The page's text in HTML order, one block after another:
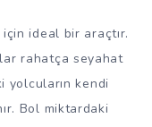
ideal bir araçtır.
rahatça seyahat
yolcuların kendi
Bol miktardaki